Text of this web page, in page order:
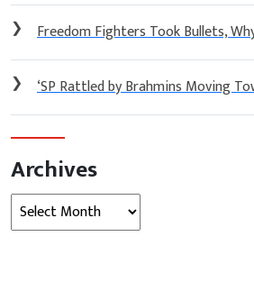
❯ Freedom Fighters Took Bullets,
❯ ‘SP Rattled by Brahmins Moving
Archives
Archives